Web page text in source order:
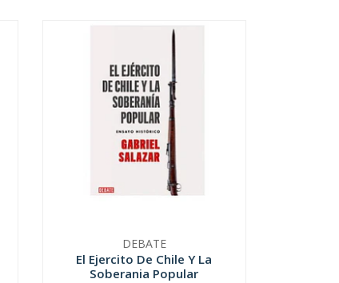
DEBATE
El Ejercito De Chile Y La
Soberania Popular